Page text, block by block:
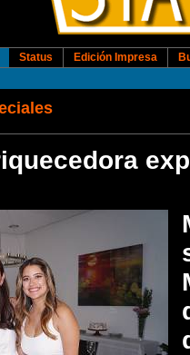
Status Edición Impresa